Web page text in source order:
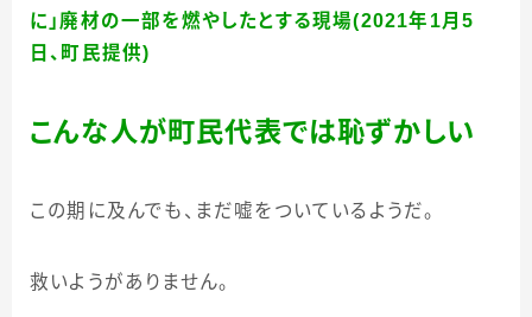
に」廃材の一部を燃やしたとする現場(2021年1月5
日、町民提供)
こんな人が町民代表では恥ずかしい
この期に及んでも、まだ嘘をついているようだ。
救いようがありません。